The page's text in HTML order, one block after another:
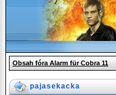
Obsah fóra Alarm für Cobra 11
pajasekacka